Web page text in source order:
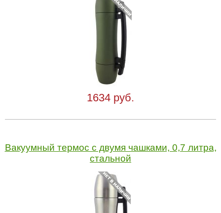
1634 руб.
Вакуумный термос с двумя чашками, 0,7 литра,
стальной